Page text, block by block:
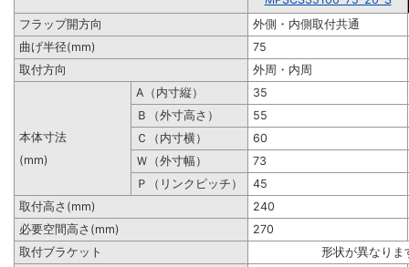
フラップ開方向
外側・内側取付共通
曲げ半径(mm)
75
取付方向
外周・内周
A（内寸縦）
35
Ｂ（外寸高さ）
55
本体寸法
Ｃ（内寸横）
60
(mm)
Ｗ（外寸幅）
73
Ｐ（リンクピッチ）
45
取付高さ(mm)
240
必要空間高さ(mm)
270
取付ブラケット
形状が異なりま